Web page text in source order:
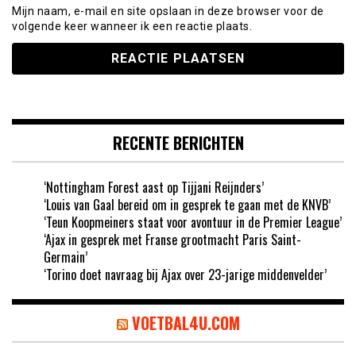
Mijn naam, e-mail en site opslaan in deze browser voor de
volgende keer wanneer ik een reactie plaats.
RECENTE BERICHTEN
‘Nottingham Forest aast op Tijjani Reijnders’
‘Louis van Gaal bereid om in gesprek te gaan met de KNVB’
‘Teun Koopmeiners staat voor avontuur in de Premier League’
‘Ajax in gesprek met Franse grootmacht Paris Saint-
Germain’
‘Torino doet navraag bij Ajax over 23-jarige middenvelder’
VOETBAL4U.COM